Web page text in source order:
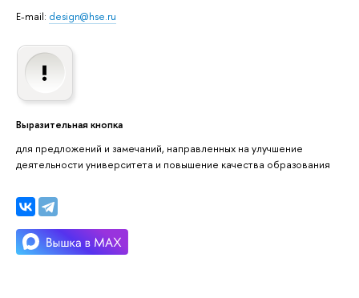
E-mail: design@hse.ru
Выразительная кнопка
для предложений и замечаний, направленных на улучшение
деятельности университета и повышение качества образования